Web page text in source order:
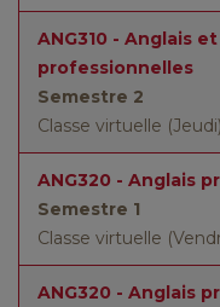
ANG310 - Anglais
professionnelles
Semestre 2
Classe virtuelle (Jeudi)
ANG320 - Anglais
Semestre 1
Classe virtuelle
ANG320 - Anglais